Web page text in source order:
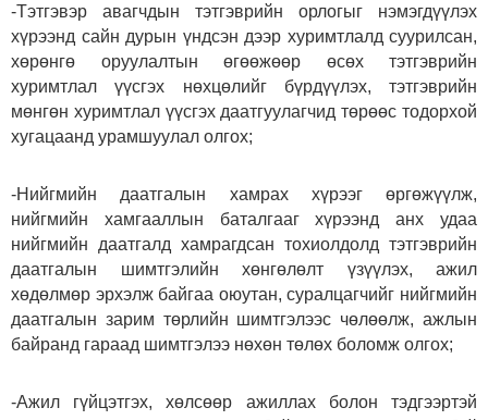
-Тэтгэвэр авагчдын тэтгэврийн орлогыг нэмэгдүүлэх
хүрээнд сайн дурын үндсэн дээр хуримтлалд суурилсан,
хөрөнгө оруулалтын өгөөжөөр өсөх тэтгэврийн
хуримтлал үүсгэх нөхцөлийг бүрдүүлэх, тэтгэврийн
мөнгөн хуримтлал үүсгэх даатгуулагчид төрөөс тодорхой
хугацаанд урамшуулал олгох;
-Нийгмийн даатгалын хамрах хүрээг өргөжүүлж,
нийгмийн хамгааллын баталгааг хүрээнд анх удаа
нийгмийн даатгалд хамрагдсан тохиолдолд тэтгэврийн
даатгалын шимтгэлийн хөнгөлөлт үзүүлэх, ажил
хөдөлмөр эрхэлж байгаа оюутан, суралцагчийг нийгмийн
даатгалын зарим төрлийн шимтгэлээс чөлөөлж, ажлын
байранд гараад шимтгэлээ нөхөн төлөх боломж олгох;
-Ажил гүйцэтгэх, хөлсөөр ажиллах болон тэдгээртэй